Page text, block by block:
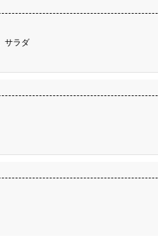
サラダ